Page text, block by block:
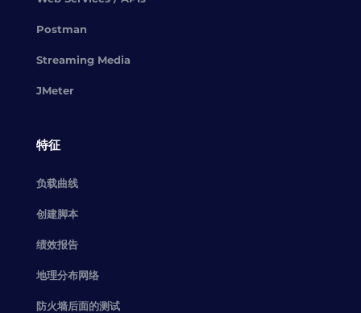
Postman
Streaming Media
JMeter
特征
负载曲线
创建脚本
绩效报告
地理分布网络
防火墙后面的测试